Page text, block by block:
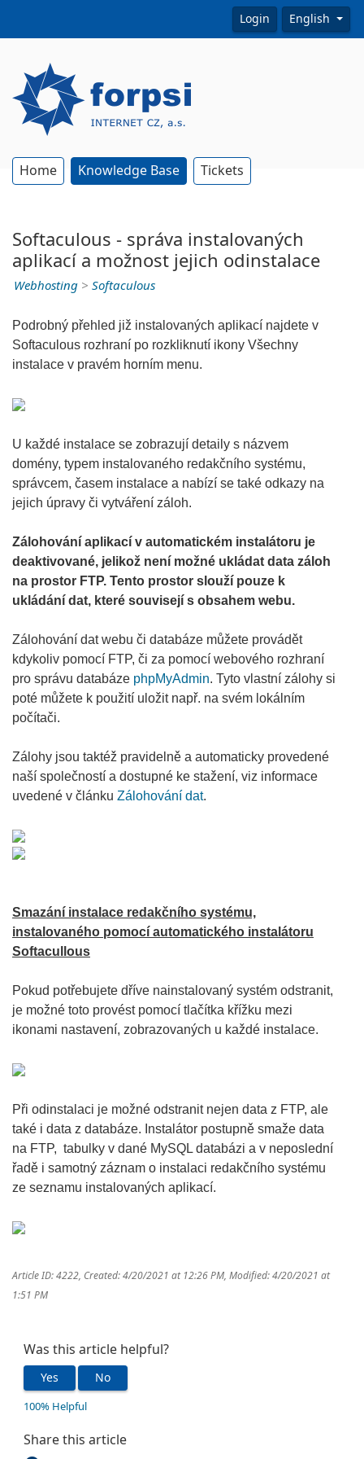
Login English
Home Knowledge Base Tickets
Softaculous - správa instalovaných
aplikací a možnost jejich odinstalace
Webhosting > Softaculous
Podrobný přehled již instalovaných aplikací najdete v
Softaculous rozhraní po rozkliknutí ikony Všechny
instalace v pravém horním menu.
U každé instalace se zobrazují detaily s názvem
domény, typem instalovaného redakčního systému,
správcem, časem instalace a nabízí se také odkazy na
jejich úpravy či vytváření záloh.
Zálohování aplikací v automatickém instalátoru je
deaktivované, jelikož není možné ukládat data záloh
na prostor FTP. Tento prostor slouží pouze k
ukládání dat, které souvisejí s obsahem webu.
Zálohování dat webu či databáze můžete provádět
kdykoliv pomocí FTP, či za pomocí webového rozhraní
pro správu databáze phpMyAdmin. Tyto vlastní zálohy si
poté můžete k použití uložit např. na svém lokálním
počítači.
Zálohy jsou taktéž pravidelně a automaticky provedené
naší společností a dostupné ke stažení, viz informace
uvedené v článku Zálohování dat.
Smazání instalace redakčního systému,
instalovaného pomocí automatického instalátoru
Softacullous
Pokud potřebujete dříve nainstalovaný systém odstranit,
je možné toto provést pomocí tlačítka křížku mezi
ikonami nastavení, zobrazovaných u každé instalace.
Při odinstalaci je možné odstranit nejen data z FTP, ale
také i data z databáze. Instalátor postupně smaže data
na FTP, tabulky v dané MySQL databázi a v neposlední
řadě i samotný záznam o instalaci redakčního systému
ze seznamu instalovaných aplikací.
Article ID: 4222, Created: 4/20/2021 at 12:26 PM, Modified: 4/20/2021 at
1:51 PM
Was this article helpful?
Yes No
100% Helpful
Share this article